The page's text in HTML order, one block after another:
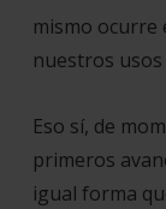
mismo ocurre
nuestros
Eso sí, de
primeros
igual forma